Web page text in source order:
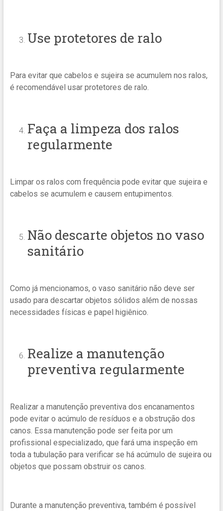
Use protetores de ralo
Para evitar que cabelos e sujeira se acumulem nos ralos,
é recomendável usar protetores de ralo.
Faça a limpeza dos ralos
regularmente
Limpar os ralos com frequência pode evitar que sujeira e
cabelos se acumulem e causem entupimentos.
Não descarte objetos no vaso
sanitário
Como já mencionamos, o vaso sanitário não deve ser
usado para descartar objetos sólidos além de nossas
necessidades físicas e papel higiênico.
Realize a manutenção
preventiva regularmente
Realizar a manutenção preventiva dos encanamentos
pode evitar o acúmulo de resíduos e a obstrução dos
canos. Essa manutenção pode ser feita por um
profissional especializado, que fará uma inspeção em
toda a tubulação para verificar se há acúmulo de sujeira ou
objetos que possam obstruir os canos.
Durante a manutenção preventiva, também é possível